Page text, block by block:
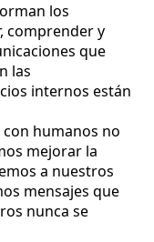
los
comprender y
que
las
internos están
humanos no
mejorar la
a nuestros
mensajes que
nunca se